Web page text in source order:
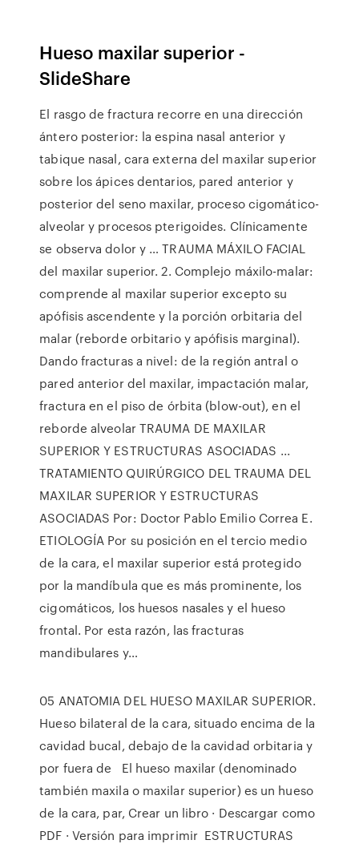
Hueso maxilar superior -
SlideShare
El rasgo de fractura recorre en una dirección
ántero posterior: la espina nasal anterior y
tabique nasal, cara externa del maxilar superior
sobre los ápices dentarios, pared anterior y
posterior del seno maxilar, proceso cigomático-
alveolar y procesos pterigoides. Clínicamente
se observa dolor y … TRAUMA MÁXILO FACIAL
del maxilar superior. 2. Complejo máxilo-malar:
comprende al maxilar superior excepto su
apófisis ascendente y la porción orbitaria del
malar (reborde orbitario y apófisis marginal).
Dando fracturas a nivel: de la región antral o
pared anterior del maxilar, impactación malar,
fractura en el piso de órbita (blow-out), en el
reborde alveolar TRAUMA DE MAXILAR
SUPERIOR Y ESTRUCTURAS ASOCIADAS ...
TRATAMIENTO QUIRÚRGICO DEL TRAUMA DEL
MAXILAR SUPERIOR Y ESTRUCTURAS
ASOCIADAS Por: Doctor Pablo Emilio Correa E.
ETIOLOGÍA Por su posición en el tercio medio
de la cara, el maxilar superior está protegido
por la mandíbula que es más prominente, los
cigomáticos, los huesos nasales y el hueso
frontal. Por esta razón, las fracturas
mandibulares y…
05 ANATOMIA DEL HUESO MAXILAR SUPERIOR.
Hueso bilateral de la cara, situado encima de la
cavidad bucal, debajo de la cavidad orbitaria y
por fuera de El hueso maxilar (denominado
también maxila o maxilar superior) es un hueso
de la cara, par, Crear un libro · Descargar como
PDF · Versión para imprimir ESTRUCTURAS